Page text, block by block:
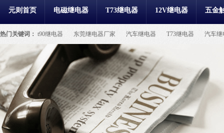
元则首页 电磁继电器 T73继电器 12V继电器 五金
热门关键词： t90继电器 东莞继电器厂家 汽车继电器 T73继电器
汽车继
继电器